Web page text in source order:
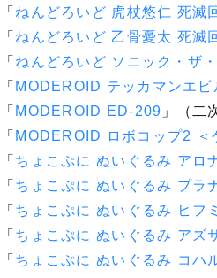
「 ねんどろいど 虎杖悠仁 死滅
「 ねんどろいど 乙骨憂太 死滅
「 ねんどろいど ソニック・ザ
「 MODEROID テッカマンエビ
「 MODEROID ED-209 」（二
「 MODEROID ロボコップ2 ＜
「 ちょこぷに ぬいぐるみ アロ
「 ちょこぷに ぬいぐるみ プラ
「 ちょこぷに ぬいぐるみ ヒフミ
「 ちょこぷに ぬいぐるみ アズ
「 ちょこぷに ぬいぐるみ コハ